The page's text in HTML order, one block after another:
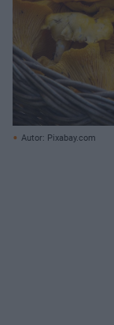
Autor: Pixabay.com